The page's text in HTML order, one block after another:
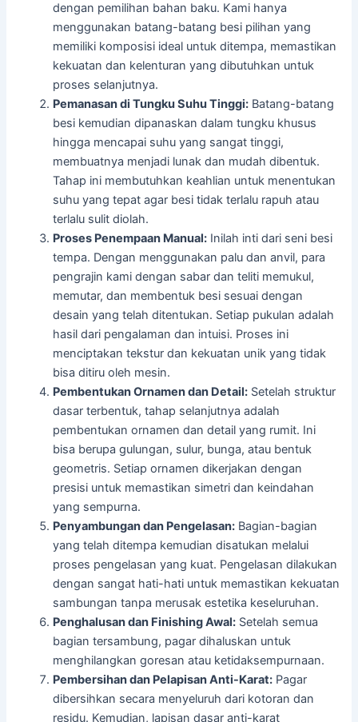
dengan pemilihan bahan baku. Kami hanya
menggunakan batang-batang besi pilihan yang
memiliki komposisi ideal untuk ditempa, memastikan
kekuatan dan kelenturan yang dibutuhkan untuk
proses selanjutnya.
Pemanasan di Tungku Suhu Tinggi: Batang-batang
besi kemudian dipanaskan dalam tungku khusus
hingga mencapai suhu yang sangat tinggi,
membuatnya menjadi lunak dan mudah dibentuk.
Tahap ini membutuhkan keahlian untuk menentukan
suhu yang tepat agar besi tidak terlalu rapuh atau
terlalu sulit diolah.
Proses Penempaan Manual: Inilah inti dari seni besi
tempa. Dengan menggunakan palu dan anvil, para
pengrajin kami dengan sabar dan teliti memukul,
memutar, dan membentuk besi sesuai dengan
desain yang telah ditentukan. Setiap pukulan adalah
hasil dari pengalaman dan intuisi. Proses ini
menciptakan tekstur dan kekuatan unik yang tidak
bisa ditiru oleh mesin.
Pembentukan Ornamen dan Detail: Setelah struktur
dasar terbentuk, tahap selanjutnya adalah
pembentukan ornamen dan detail yang rumit. Ini
bisa berupa gulungan, sulur, bunga, atau bentuk
geometris. Setiap ornamen dikerjakan dengan
presisi untuk memastikan simetri dan keindahan
yang sempurna.
Penyambungan dan Pengelasan: Bagian-bagian
yang telah ditempa kemudian disatukan melalui
proses pengelasan yang kuat. Pengelasan dilakukan
dengan sangat hati-hati untuk memastikan kekuatan
sambungan tanpa merusak estetika keseluruhan.
Penghalusan dan Finishing Awal: Setelah semua
bagian tersambung, pagar dihaluskan untuk
menghilangkan goresan atau ketidaksempurnaan.
Pembersihan dan Pelapisan Anti-Karat: Pagar
dibersihkan secara menyeluruh dari kotoran dan
residu. Kemudian, lapisan dasar anti-karat